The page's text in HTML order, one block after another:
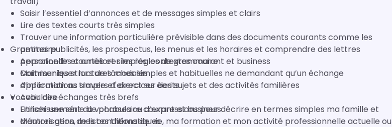
Saisir l’essentiel d’annonces et de messages simples et clairs
Lire des textes courts très simples
Trouver une information particulière prévisible dans des documents courants comme les
petites publicités, les prospectus, les menus et les horaires et comprendre des lettres
personnelles courtes et simples, contextes courant et business
Communiquer lors de tâches simples et habituelles ne demandant qu’un échange
d’informations simple et direct sur des sujets et des activités familières
Avoir des échanges très brefs
Utiliser une série de phrases ou d’expressions pour décrire en termes simples ma famille et
d’autres gens, mes conditions de vie, ma formation et mon activité professionnelle actuelle ou
Grammaire
Approfondir et améliorer les règles de grammaire
Maîtriser les structures modales
Application au travers d'exercices écrits
Vocabulaire
Enrichissement du vocabulaire courant et business
Mémorisation de listes thématiques